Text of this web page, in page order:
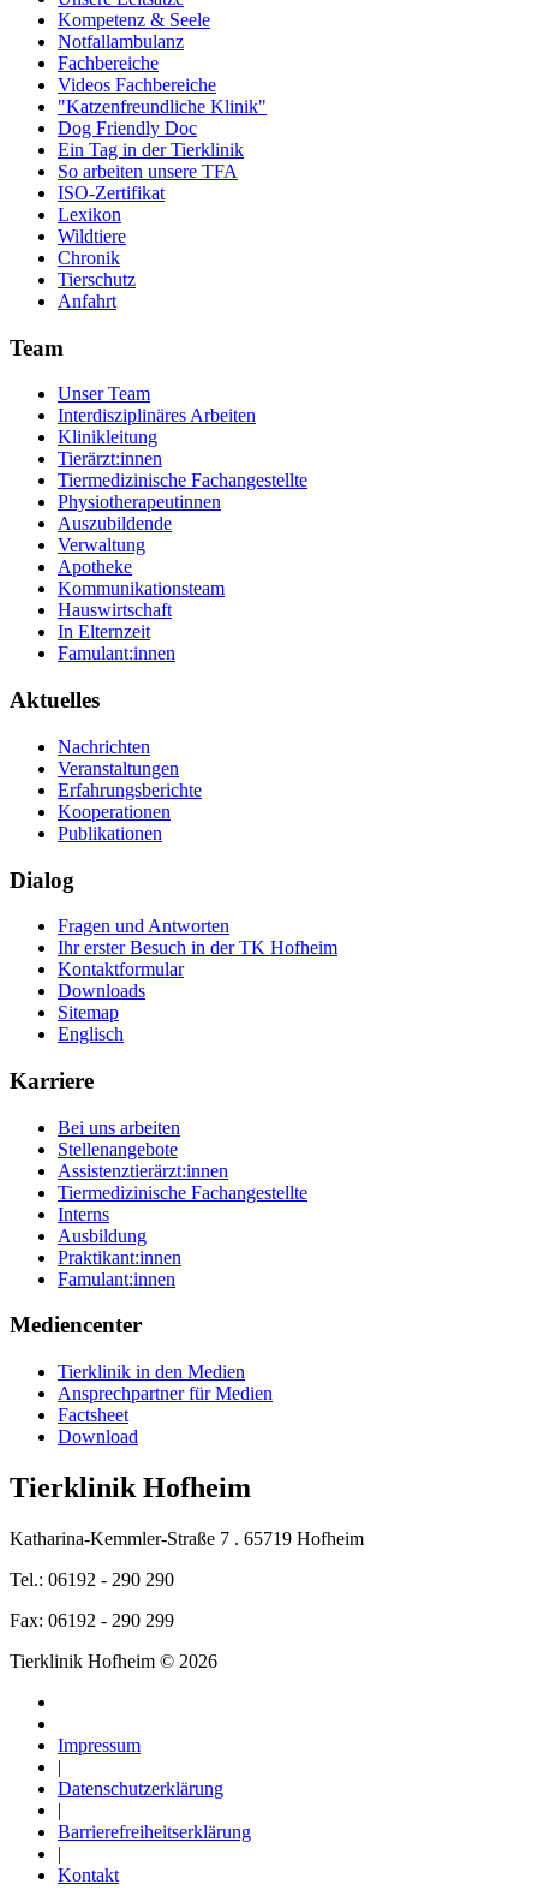
Kompetenz & Seele
Notfallambulanz
Fachbereiche
Videos Fachbereiche
"Katzenfreundliche Klinik"
Dog Friendly Doc
Ein Tag in der Tierklinik
So arbeiten unsere TFA
ISO-Zertifikat
Lexikon
Wildtiere
Chronik
Tierschutz
Anfahrt
Team
Unser Team
Interdisziplinäres Arbeiten
Klinikleitung
Tierärzt:innen
Tiermedizinische Fachangestellte
Physiotherapeutinnen
Auszubildende
Verwaltung
Apotheke
Kommunikationsteam
Hauswirtschaft
In Elternzeit
Famulant:innen
Aktuelles
Nachrichten
Veranstaltungen
Erfahrungsberichte
Kooperationen
Publikationen
Dialog
Fragen und Antworten
Ihr erster Besuch in der TK Hofheim
Kontaktformular
Downloads
Sitemap
Englisch
Karriere
Bei uns arbeiten
Stellenangebote
Assistenztierärzt:innen
Tiermedizinische Fachangestellte
Interns
Ausbildung
Praktikant:innen
Famulant:innen
Mediencenter
Tierklinik in den Medien
Ansprechpartner für Medien
Factsheet
Download
Tierklinik Hofheim
Katharina-Kemmler-Straße 7 . 65719 Hofheim
Tel.: 06192 - 290 290
Fax: 06192 - 290 299
Tierklinik Hofheim © 2026
Impressum
|
Datenschutzerklärung
|
Barrierefreiheitserklärung
|
Kontakt